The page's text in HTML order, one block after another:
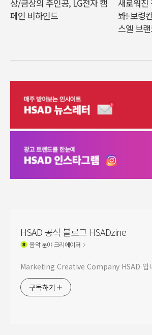
상/금상의 주인공, LG전자 캠
페인 비하인드
새로워진
봐!-보령
스엘 브
HSAD 공식 블로그 HSADzine
음악분야 크리에이터
Marketing Creative Company HSAD 입
구독하기